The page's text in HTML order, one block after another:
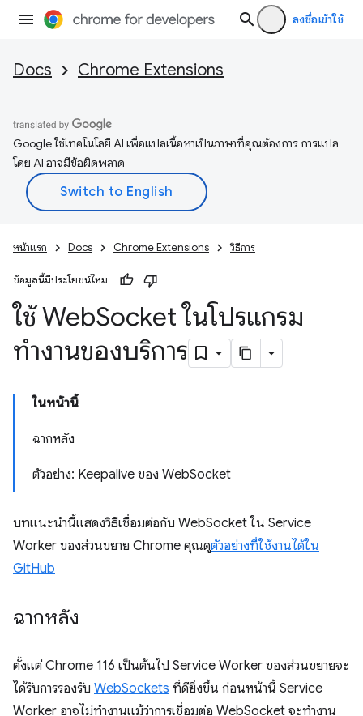
ลงชื่อเข้าใช้
Docs Chrome Extensions
Google ใช้เทคโนโลยี AI เพื่อแปลเนื้อหาเป็นภาษาที่คุณต้องการ การแปล
โดย AI อาจมีข้อผิดพลาด
หน้าแรก Docs Chrome Extensions วิธีการ
ข้อมูลนี้มีประโยชน์ไหม
ใช้ WebSocket ในโปรแกรม
ทำงานของบริการ
ในหน้านี้
ฉากหลัง
ตัวอย่าง: Keepalive ของ WebSocket
บทแนะนำนี้แสดงวิธีเชื่อมต่อกับ WebSocket ใน Service
Worker ของส่วนขยาย Chrome คุณดูตัวอย่างที่ใช้งานได้ใน
GitHub
ฉากหลัง
ตั้งแต่ Chrome 116 เป็นต้นไป Service Worker ของส่วนขยายจะ
ได้รับการรองรับ WebSockets ที่ดียิ่งขึ้น ก่อนหน้านี้ Service
Worker อาจไม่ทำงานแม้ว่าการเชื่อมต่อ WebSocket จะทำงาน